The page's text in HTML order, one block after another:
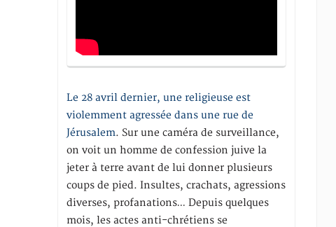
Le 28 avril dernier, une religieuse est
violemment agressée dans une rue de
Jérusalem. Sur une caméra de surveillance,
on voit un homme de confession juive la
jeter à terre avant de lui donner plusieurs
coups de pied. Insultes, crachats, agressions
diverses, profanations… Depuis quelques
mois, les actes anti-chrétiens se